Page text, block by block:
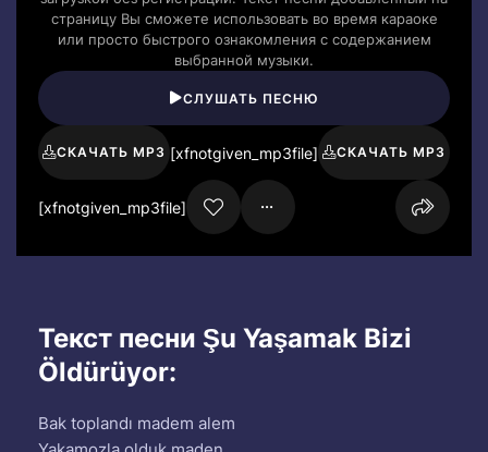
страницу Вы сможете использовать во время караоке
или просто быстрого ознакомления с содержанием
выбранной музыки.
СЛУШАТЬ ПЕСНЮ
СКАЧАТЬ MP3 [xfnotgiven_mp3file] СКАЧАТЬ MP3
[xfnotgiven_mp3file]
Текст песни Şu Yaşamak Bizi
Öldürüyor:
Bak toplandı madem alem